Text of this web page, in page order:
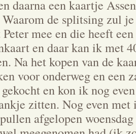
daarna een kaartje
Waarom de splitsing zul
mee en die heeft
en daar kan ik met
Na het kopen van de
voor onderweg en een
en kon ik nog
zitten. Nog even met
afgelopen